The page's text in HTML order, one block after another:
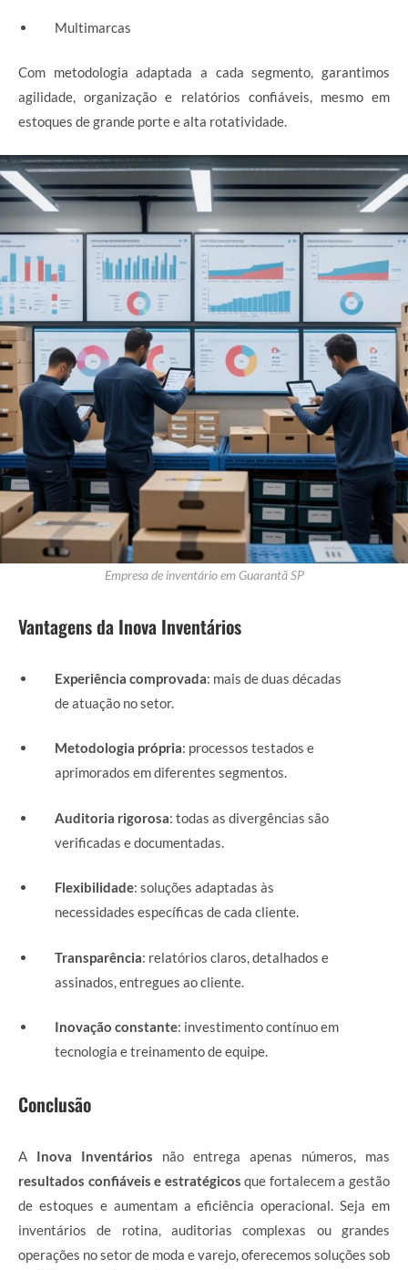
Multimarcas
Com metodologia adaptada a cada segmento, garantimos
agilidade, organização e relatórios confiáveis, mesmo em
estoques de grande porte e alta rotatividade.
Empresa de inventário em Guarantã SP
Vantagens da Inova Inventários
Experiência comprovada: mais de duas décadas
de atuação no setor.
Metodologia própria: processos testados e
aprimorados em diferentes segmentos.
Auditoria rigorosa: todas as divergências são
verificadas e documentadas.
Flexibilidade: soluções adaptadas às
necessidades específicas de cada cliente.
Transparência: relatórios claros, detalhados e
assinados, entregues ao cliente.
Inovação constante: investimento contínuo em
tecnologia e treinamento de equipe.
Conclusão
A Inova Inventários não entrega apenas números, mas
resultados confiáveis e estratégicos que fortalecem a gestão
de estoques e aumentam a eficiência operacional. Seja em
inventários de rotina, auditorias complexas ou grandes
operações no setor de moda e varejo, oferecemos soluções sob